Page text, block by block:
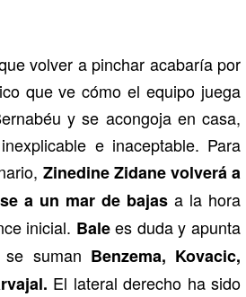
volver a pinchar acabaría por
que ve cómo el equipo juega
y se acongoja en casa,
e inaceptable. Para
Zinedine Zidane volverá a
a un mar de bajas a la hora
inicial. Balees duda y apunta
suman Benzema, Kovacic,
El lateral derecho ha sido